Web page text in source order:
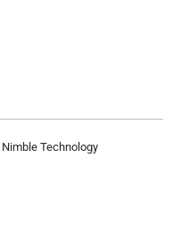
Nimble Technology